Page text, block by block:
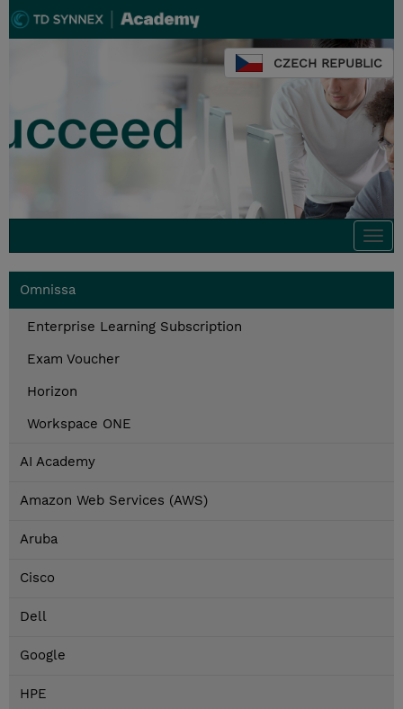
CZECH REPUBLIC
Omnissa
Enterprise Learning Subscription
Exam Voucher
Horizon
Workspace ONE
AI Academy
Amazon Web Services (AWS)
Aruba
Cisco
Dell
Google
HPE